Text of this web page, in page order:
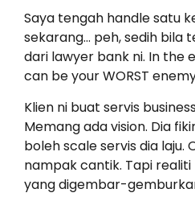
Saya tengah handle satu
sekarang… peh, sedih bila
dari lawyer bank ni. In the
can be your WORST
Klien ni buat servis
Memang ada vision. Dia
boleh scale servis dia laju.
nampak cantik. Tapi
yang digembar-